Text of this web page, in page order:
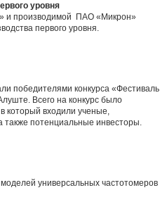
уровня
и производимой ПАО «Микрон»
первого уровня.
победителями конкурса «Фестиваль
Всего на конкурс было
который входили ученые,
также потенциальные инвесторы.
универсальных частотомеров